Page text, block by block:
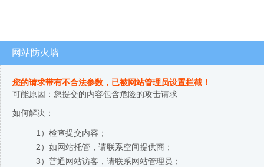
网站防火墙
您的请求带有不合法参数，已被网站管理员设置拦截！
可能原因：您提交的内容包含危险的攻击请求
如何解决：
1）检查提交内容；
2）如网站托管，请联系空间提供商；
3）普通网站访客，请联系网站管理员；